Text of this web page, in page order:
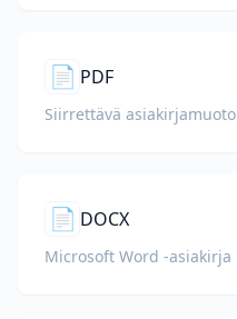
📄 PDF
Siirrettävä asiakirjamuoto
📄 DOCX
Microsoft Word -asiakirja